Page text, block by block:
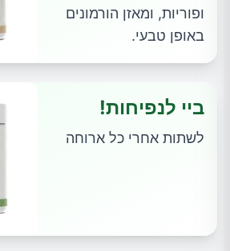
ופוריות, ומאזן הורמונים
באופן טבעי.
ביי לנפיחות!
לשתות אחרי כל ארוחה